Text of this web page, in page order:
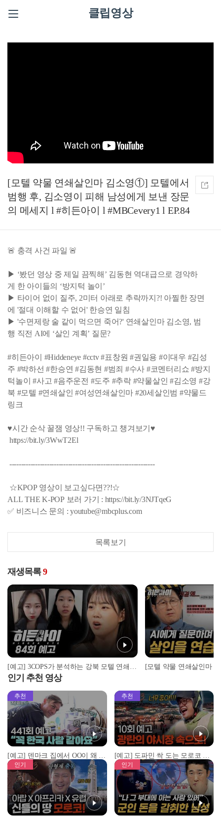
클립영상
[모텔 약물 연쇄살인마 김소영①] 모텔에서
범행 후, 김소영이 피해 남성에게 보낸 장문
의 메세지 l #히든아이 l #MBCevery1 l EP.84
🚨 충격 사건 파일 🚨
▶ ‘봤던 영상 중 제일 끔찍해’ 김동현 역대급으로 경악하
게 한 아이들의 ‘방지턱 놀이’
▶ 타이어 없이 질주, 2미터 아래로 추락까지?! 아찔한 장면
에 '절대 이해할 수 없어' 한승연 일침
▶ '수면제랑 술 같이 먹으면 죽어?' 연쇄살인마 김소영, 범
행 직전 AI에 ‘살인 계획’ 질문?
#히든아이 #Hiddeneye #cctv #표창원 #권일용 #이대우 #김성
주 #박하선 #한승연 #김동현 #범죄 #수사 #코멘터리쇼 #방지
턱놀이 #사고 #음주운전 #도주 #추락 #약물살인 #김소영 #강
북 #모텔 #연쇄살인 #여성연쇄살인마 #20세살인범 #약물드
링크
♥시간 순삭 꿀잼 영상!! 구독하고 챙겨보기♥
https://bit.ly/3WwT2El
--------------------------------------------------------------
☆KPOP 영상이 보고싶다면??!☆
ALL THE K-POP 보러 가기 : https://bit.ly/3NJTqeG
✅ 비즈니스 문의 : youtube@mbcplus.com
목록보기
재생목록9
[예고] 3COPS가 분석하는 강북 모텔 연쇄살인마 김소영, 그 실체는?
인기 추천 영상
추천
[예고] 덴마크 집에서 OO이 왜 나와...? 이상할 정도로 한국을 사랑하는 우리 형을 제보합니다!
추천
[예고] 도파민 싹 도는 모로코 야시장 투어!
인기 인기